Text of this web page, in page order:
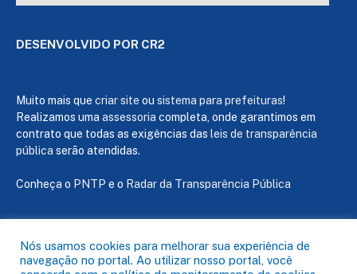
DESENVOLVIDO POR CR2
Muito mais que criar site ou sistema para prefeituras!
Realizamos uma assessoria completa, onde garantimos em
contrato que todas as exigências das leis de transparência
pública serão atendidas.
Conheça o PNTP e o Radar da Transparência Pública
Todos os direitos reservados a Câmara de Capanema
Nós usamos cookies para melhorar sua experiência de
navegação no portal. Ao utilizar nosso portal, você